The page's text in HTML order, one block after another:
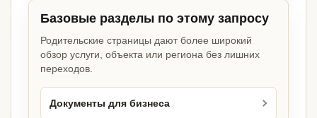
Базовые разделы по этому запросу
Родительские страницы дают более широкий
обзор услуги, объекта или региона без лишних
переходов.
Документы для бизнеса